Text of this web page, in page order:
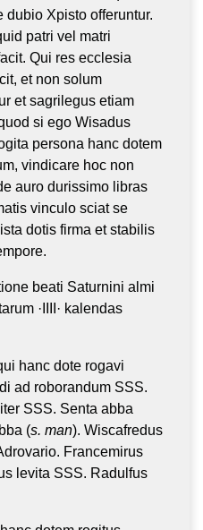
dubio Xpisto offeruntur.
patri vel matri
Qui res ecclesia
et non solum
et sagrilegus etiam
si ego Wisadus
persona hanc dotem
vindicare hoc non
auro durissimo libras
vinculo sciat se
dotis firma et stabilis
beati Saturnini almi
·IIII· kalendas
hanc dote rogavi
ad roborandum SSS.
SSS. Senta abba
(s. man). Wiscafredus
Francemirus
levita SSS. Radulfus